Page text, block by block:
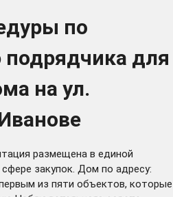
по
для
на ул.
размещена в единой
закупок. Дом по адресу:
из пяти объектов, которые